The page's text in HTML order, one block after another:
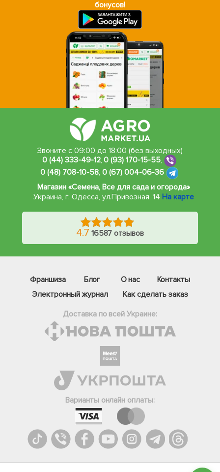
бонусов!
Звоните с 09:00 до 18:00 (без выходных)
0 (44) 333-49-12,0 (93) 170-15-55,
0 (48) 708-10-58, 0 (67) 004-06-36
Магазин «Семена, Все для сада и огорода»
Украина, г. Одесса, ул.Привозная, 14 На карте
4.7 16587 отзывов
Франшиза Блог О нас
Контакты
Электронный журнал
Как сделать заказ
Доставка по всей Украине:
Варианты онлайн оплаты:
Телеграм
Вайбер
Онлайн чат